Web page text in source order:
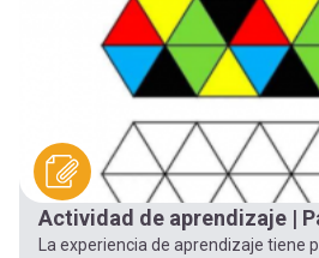
Actividad de aprendizaje |
La experiencia de aprendizaje tiene